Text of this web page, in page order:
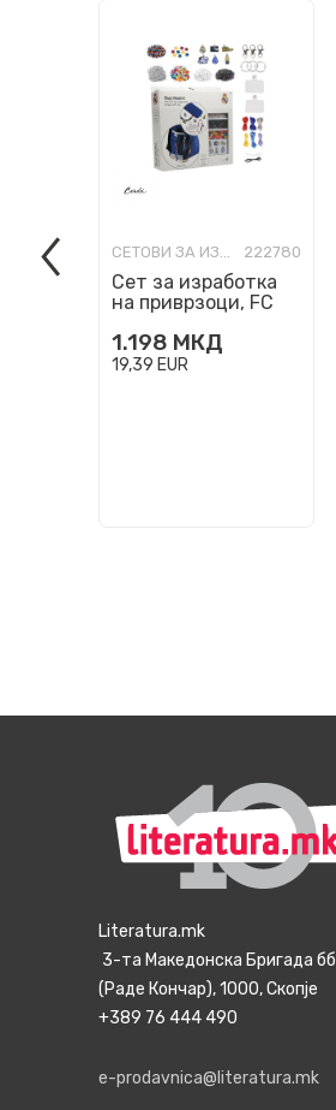
СЕТОВИ ЗА ИЗРАБОТКА 222780
Сет за изработка
на приврзоци, FC
Bag Clips
1.198 МКД
19,39 EUR
Literatura.mk
3-та Македонска Бригада бб
(Раде Кончар), 1000, Скопје
+389 76 444 490
e-prodavnica@literatura.mk